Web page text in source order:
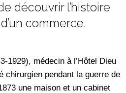
découvrir l’histoire
commerce.
1929), médecin à l’Hôtel Dieu
chirurgien pendant la guerre de
une maison et un cabinet